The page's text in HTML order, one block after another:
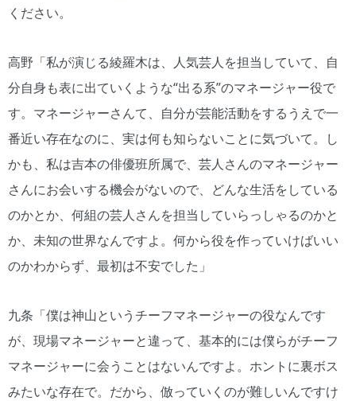
ください。
高野「私が演じる綾羅木は、人気芸人を担当していて、自
分自身も表に出ていくような“出る系”のマネージャー役で
す。マネージャーさんて、自分が芸能活動をするうえで一
番近い存在なのに、実は何も知らないことに気づいて。し
かも、私は吉本の俳優班所属で、芸人さんのマネージャー
さんにお会いする機会がないので、どんな生活をしている
のかとか、何組の芸人さんを担当していらっしゃるのかと
か、未知の世界なんですよ。何から役を作っていけばいい
のかわからず、最初は不安でした」
九条「僕は神山というチーフマネージャーの役なんです
が、現場マネージャーと違って、基本的には僕らがチーフ
マネージャーに会うことはないんですよ。ホントに裏ボス
みたいな存在で。だから、倣っていくのが難しいんですけ